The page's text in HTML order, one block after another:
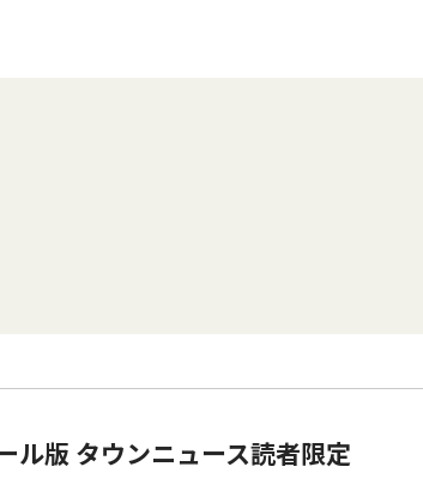
ル版 タウンニュース読者限定